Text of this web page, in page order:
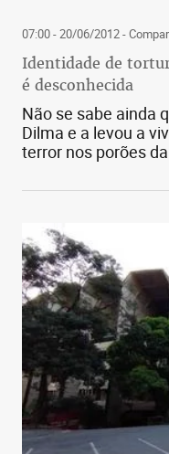
07:00 - 20/06/2012-
Identidade de
é desconhecida
Não se sabe ainda
Dilma e a levou a
terror nos porões